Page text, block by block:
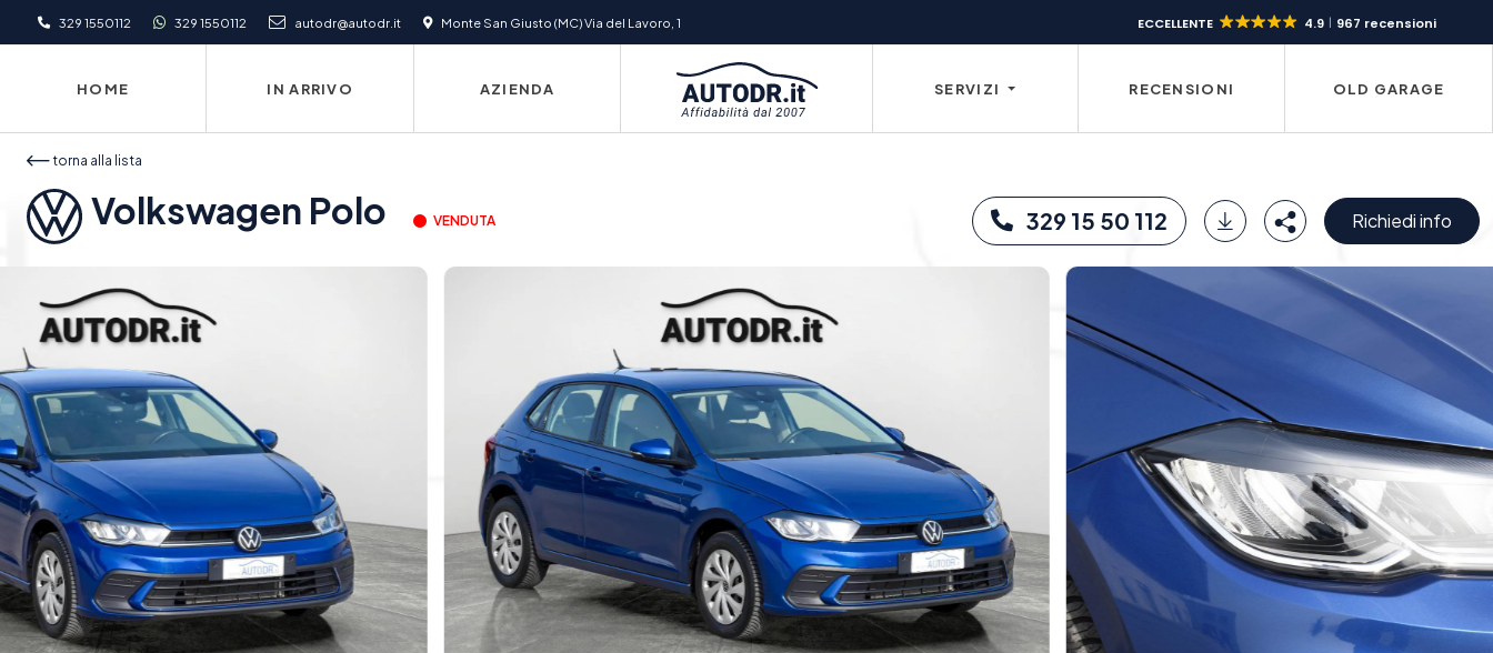
329 1550112 329 1550112 autodr@autodr.it Monte San Giusto (MC) Via del Lavoro, 1 ECCELLENTE 4.9 967 recensioni
HOME IN ARRIVO AZIENDA SERVIZI RECENSIONI OLD GARAGE
torna alla lista
Volkswagen Polo VENDUTA 329 15 50 112 Richiedi info